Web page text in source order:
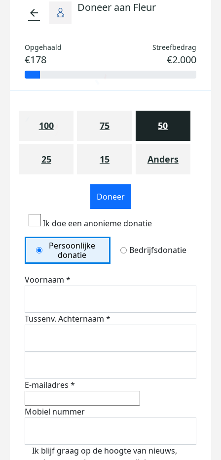
arrow_back Doneer aan Fleur
Opgehaald
€178
Streefbedrag
€2.000
100 75 50
25 15 Anders
Doneer
Ik doe een anonieme donatie
Persoonlijke
donatie
Bedrijfsdonatie
Voornaam *
Tussenv. Achternaam *
E-mailadres *
Mobiel nummer
Ik blijf graag op de hoogte van nieuws,